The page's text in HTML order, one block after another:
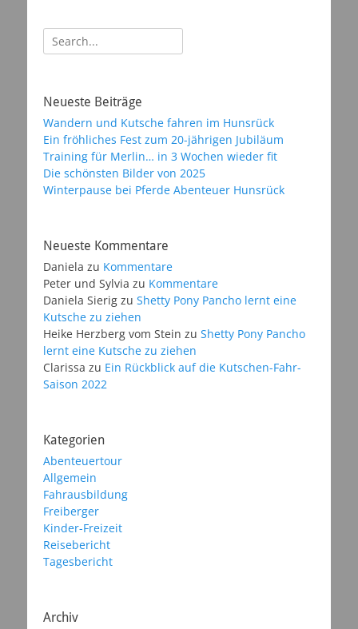
Suchen
nach:
Neueste Beiträge
Wandern und Kutsche fahren im Hunsrück
Ein fröhliches Fest zum 20-jährigen Jubiläum
Training für Merlin… in 3 Wochen wieder fit
Die schönsten Bilder von 2025
Winterpause bei Pferde Abenteuer Hunsrück
Neueste Kommentare
Daniela zu Kommentare
Peter und Sylvia zu Kommentare
Daniela Sierig zu Shetty Pony Pancho lernt eine
Kutsche zu ziehen
Heike Herzberg vom Stein zu Shetty Pony Pancho
lernt eine Kutsche zu ziehen
Clarissa zu Ein Rückblick auf die Kutschen-Fahr-
Saison 2022
Kategorien
Abenteuertour
Allgemein
Fahrausbildung
Freiberger
Kinder-Freizeit
Reisebericht
Tagesbericht
Archiv